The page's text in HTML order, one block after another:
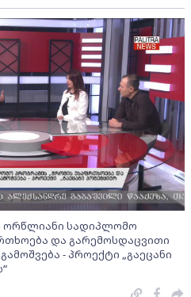
ორწლიანი სადიპლომო
და გარემოსდაცვითი
- პროექტი „გაეცანი